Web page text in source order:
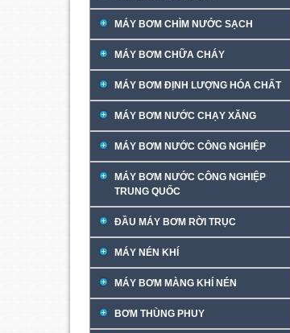
MÁY BƠM CHÌM NƯỚC SẠCH
MÁY BƠM CHỮA CHÁY
MÁY BƠM ĐỊNH LƯỢNG HÓA CHẤT
MÁY BƠM NƯỚC CHẠY XĂNG
MÁY BƠM NƯỚC CÔNG NGHIỆP
MÁY BƠM NƯỚC CÔNG NGHIỆP
TRUNG QUỐC
ĐẦU MÁY BƠM RỜI TRỤC
MÁY NÉN KHÍ
MÁY BƠM MÀNG KHÍ NÉN
BƠM THÙNG PHUY